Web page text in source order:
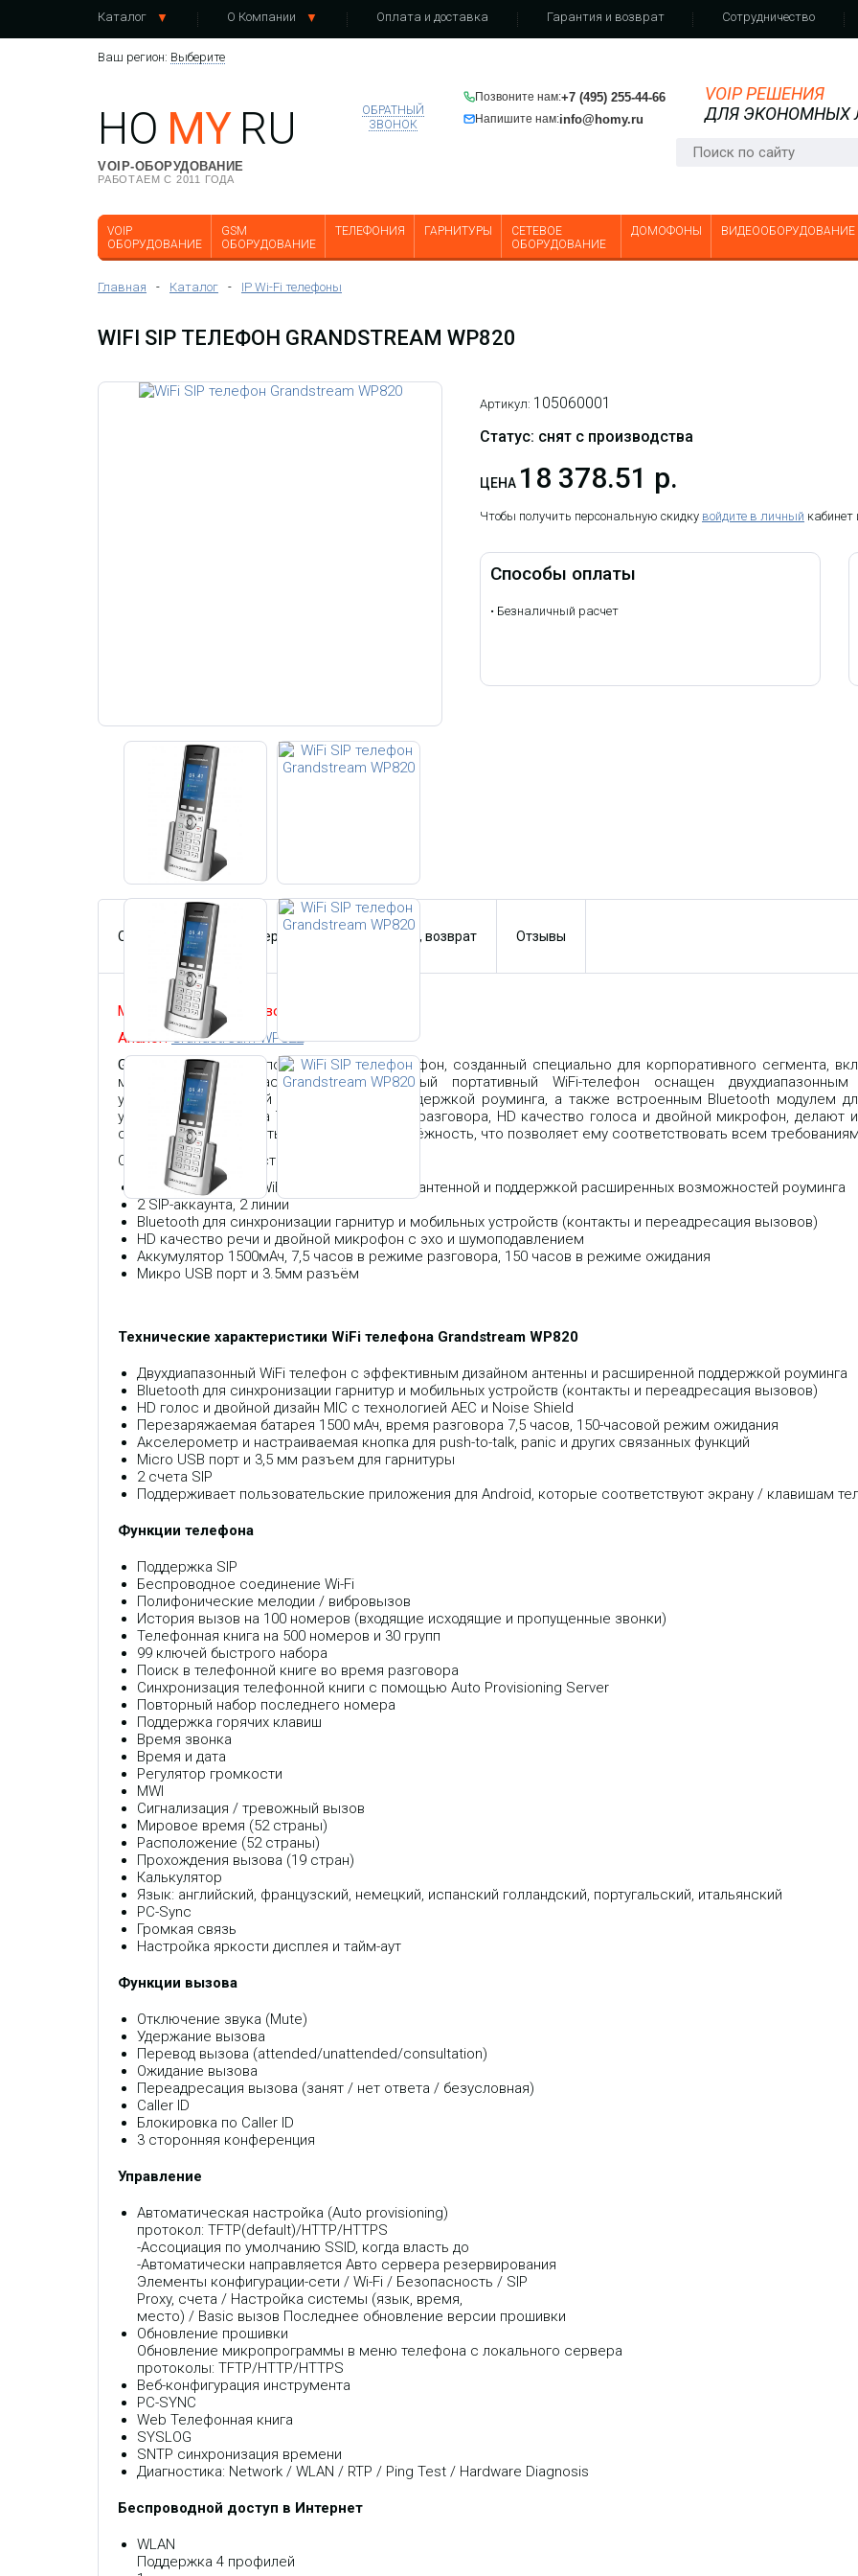
Каталог О Компании Оплата и доставка Гарантия и возврат Сотрудничество
Ваш регион: Выберите
HO MY RU
VOIP-ОБОРУДОВАНИЕ
РАБОТАЕМ С 2011 ГОДА
Позвоните нам:+7 (495) 255-44-66
Напишите нам:info@homy.ru
ОБРАТНЫЙ
ЗВОНОК
VOIP РЕШЕНИЯ
ДЛЯ ЭКОНОМНЫХ
VOIP
ОБОРУДОВАНИЕ
GSM
ОБОРУДОВАНИЕ
ТЕЛЕФОНИЯ ГАРНИТУРЫ
СЕТЕВОЕ
ОБОРУДОВАНИЕ
ДОМОФОНЫ ВИДЕООБОРУДОВАНИЕ
Главная - Каталог - IP Wi-Fi телефоны
WIFI SIP ТЕЛЕФОН GRANDSTREAM WP820
Артикул: 105060001
Статус: снят с производства
ЦЕНА 18 378.51 р.
Чтобы получить персональную скидку войдите в личный кабинет
Способы оплаты
• Безналичный расчет
Описание Характеристики Гарантия, возврат Отзывы
Модель снята с производства.
Аналог:Grandstream WP822
Grandstream WP820
- портативный WiFi-телефон, созданный специально для корпоративного сегмента,
медицины и безопасности. Этот мощный портативный WiFi-телефон оснащен
усовершенствованной конструкцией и поддержкой роуминга, а также встроенным Bluetooth модулем
устройствами. Работа 7,5 часов в режиме разговора, HD качество голоса и двойной микрофон,
себе функциональность, мобильность и надёжность, что позволяет ему соответствовать всем
Основные возможности:
Двухдиапазонный WiFi модуль с отличной антенной и поддержкой расширенных возможностей роуминга
2 SIP-аккаунта, 2 линии
Bluetooth для синхронизации гарнитур и мобильных устройств (контакты и переадресация вызовов)
HD качество речи и двойной микрофон с эхо и шумоподавлением
Аккумулятор 1500мАч, 7,5 часов в режиме разговора, 150 часов в режиме ожидания
Микро USB порт и 3.5мм разъём
Технические характеристики WiFi телефона Grandstream WP820
Двухдиапазонный WiFi телефон с эффективным дизайном антенны и расширенной поддержкой роуминга
Bluetooth для синхронизации гарнитур и мобильных устройств (контакты и переадресация вызовов)
HD голос и двойной дизайн MIC с технологией AEC и Noise Shield
Перезаряжаемая батарея 1500 мАч, время разговора 7,5 часов, 150-часовой режим ожидания
Акселерометр и настраиваемая кнопка для push-to-talk, panic и других связанных функций
Micro USB порт и 3,5 мм разъем для гарнитуры
2 счета SIP
Поддерживает пользовательские приложения для Android, которые соответствуют экрану / клавишам
Функции телефона
Поддержка SIP
Беспроводное соединение Wi-Fi
Полифонические мелодии / вибровызов
История вызов на 100 номеров (входящие исходящие и пропущенные звонки)
Телефонная книга на 500 номеров и 30 групп
99 ключей быстрого набора
Поиск в телефонной книге во время разговора
Синхронизация телефонной книги с помощью Auto Provisioning Server
Повторный набор последнего номера
Поддержка горячих клавиш
Время звонка
Время и дата
Регулятор громкости
MWI
Сигнализация / тревожный вызов
Мировое время (52 страны)
Расположение (52 страны)
Прохождения вызова (19 стран)
Калькулятор
Язык: английский, французский, немецкий, испанский голландский, португальский, итальянский
PC-Sync
Громкая связь
Настройка яркости дисплея и тайм-аут
Функции вызова
Отключение звука (Mute)
Удержание вызова
Перевод вызова (attended/unattended/consultation)
Ожидание вызова
Переадресация вызова (занят / нет ответа / безусловная)
Caller ID
Блокировка по Caller ID
3 сторонняя конференция
Управление
Автоматическая настройка (Auto provisioning)
протокол: TFTP(default)/HTTP/HTTPS
-Ассоциация по умолчанию SSID, когда власть до
-Автоматически направляется Авто сервера резервирования
Элементы конфигурации-сети / Wi-Fi / Безопасность / SIP
Proxy, счета / Настройка системы (язык, время,
место) / Basic вызов Последнее обновление версии прошивки
Обновление прошивки
Обновление микропрограммы в меню телефона с локального сервера
протоколы: TFTP/HTTP/HTTPS
Веб-конфигурация инструмента
PC-SYNC
Web Телефонная книга
SYSLOG
SNTP синхронизация времени
Диагностика: Network / WLAN / RTP / Ping Test / Hardware Diagnosis
Беспроводной доступ в Интернет
WLAN
Поддержка 4 профилей